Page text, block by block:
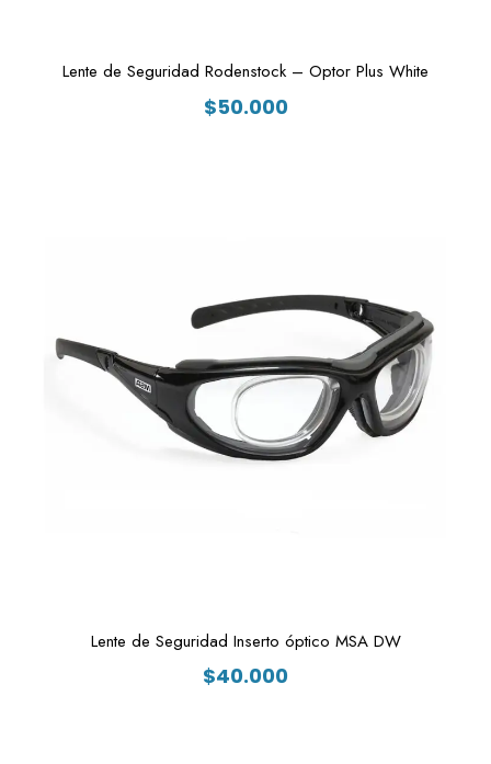
Lente de Seguridad Rodenstock – Optor Plus White
$50.000
Lente de Seguridad Inserto óptico MSA DW
$40.000